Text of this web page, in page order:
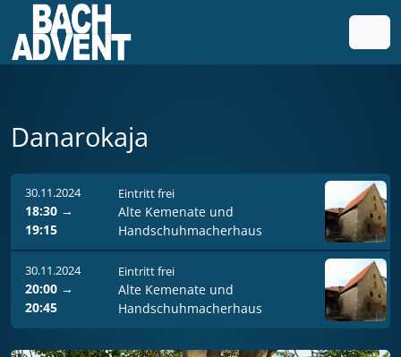
Weiter zum Inhalt
Weiter zum Fuß der Seite
Danarokaja
30.11.2024
18:30 →
19:15
Eintritt frei
Alte Kemenate und
Handschuhmacherhaus
30.11.2024
20:00 →
20:45
Eintritt frei
Alte Kemenate und
Handschuhmacherhaus